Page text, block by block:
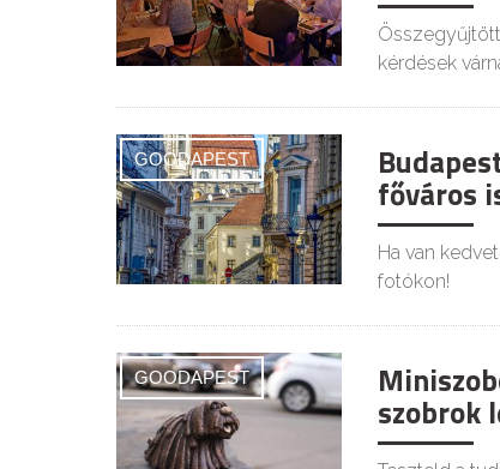
kérdések
GOODAPEST
főváros
Ha van
fotókon!
GOODAPEST
szobrok